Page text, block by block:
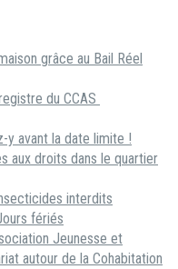
grâce au Bail Réel
du CCAS
y avant la date limite !
aux droits dans le quartier
interdits
fériés
Jeunesse et
autour de la Cohabitation